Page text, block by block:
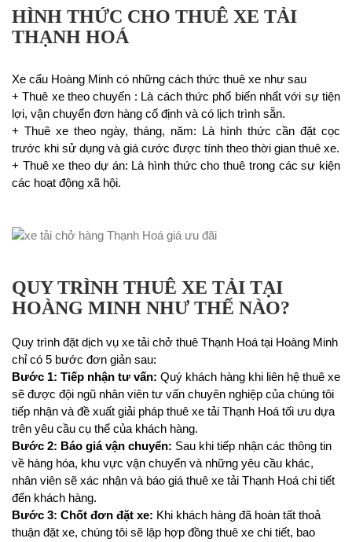
HÌNH THỨC CHO THUÊ XE TẢI
THẠNH HOÁ
Xe cẩu Hoàng Minh có những cách thức thuê xe như sau
+ Thuê xe theo chuyến : Là cách thức phổ biến nhất với sự tiện
lợi, vận chuyển đơn hàng cố định và có lịch trình sẵn.
+ Thuê xe theo ngày, tháng, năm: Là hình thức cần đặt cọc
trước khi sử dụng và giá cước được tính theo thời gian thuê xe.
+ Thuê xe theo dự án: Là hình thức cho thuê trong các sự kiện
các hoạt động xã hội.
QUY TRÌNH THUÊ XE TẢI TẠI
HOÀNG MINH NHƯ THẾ NÀO?
Quy trình đặt dịch vụ xe tải chở thuê Thạnh Hoá tại Hoàng Minh
chỉ có 5 bước đơn giản sau:
Bước 1: Tiếp nhận tư vấn: Quý khách hàng khi liên hệ thuê xe
sẽ được đội ngũ nhân viên tư vấn chuyên nghiệp của chúng tôi
tiếp nhận và đề xuất giải pháp thuê xe tải Thạnh Hoá tối ưu dựa
trên yêu cầu cụ thể của khách hàng.
Bước 2: Báo giá vận chuyển: Sau khi tiếp nhận các thông tin
về hàng hóa, khu vực vận chuyển và những yêu cầu khác,
nhân viên sẽ xác nhận và báo giá thuê xe tải Thạnh Hoá chi tiết
đến khách hàng.
Bước 3: Chốt đơn đặt xe: Khi khách hàng đã hoàn tất thoả
thuận đặt xe, chúng tôi sẽ lập hợp đồng thuê xe chi tiết, bao